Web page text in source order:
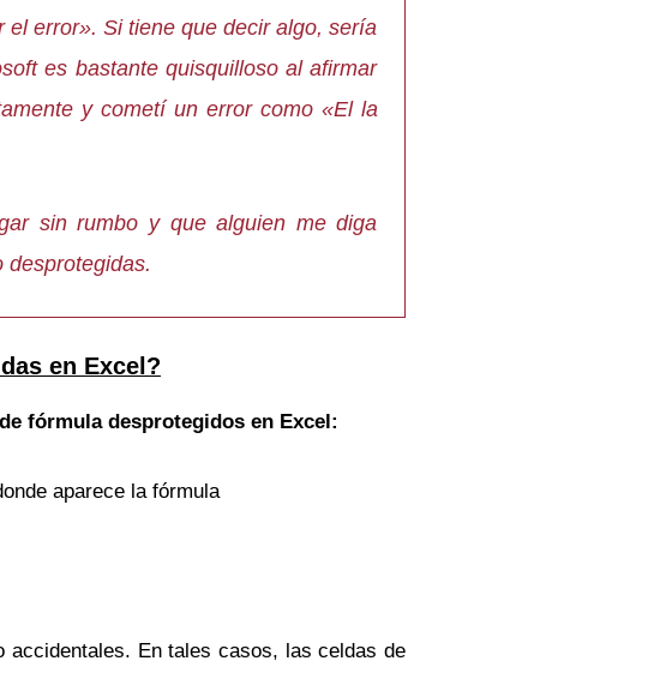
error». Si tiene que decir algo, sería
es bastante quisquilloso al afirmar
y cometí un error como «El la
sin rumbo y que alguien me diga
desprotegidas.
en Excel?
fórmula desprotegidos en Excel:
aparece la fórmula
accidentales. En tales casos, las celdas de